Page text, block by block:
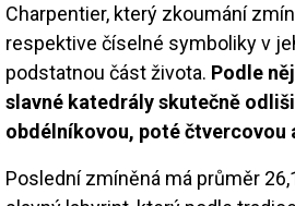
Charpentier, který zkoumání
respektive číselné symboliky v
podstatnou část života. Podle
slavné katedrály skutečně
obdélníkovou, poté čtvercovou
Poslední zmíněná má průměr